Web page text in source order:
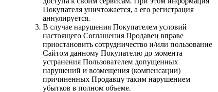
Покупателя уничтожается, а его регистрация
аннулируется.
В случае нарушения Покупателем условий
настоящего Соглашения Продавец вправе
приостановить сотрудничество и/или пользование
Сайтом данному Покупателю до момента
устранения Пользователем допущенных
нарушений и возмещения (компенсации)
причиненных Продавцу таким нарушением
убытков в полном объеме.